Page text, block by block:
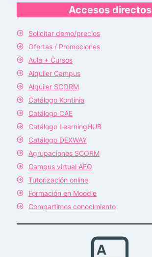
Accesos directos
Solicitar demo/precios
Ofertas / Promociones
Aula + Cursos
Alquiler Campus
Alquiler SCORM
Catálogo Kontinia
Catálogo CAE
Catálogo LearningHUB
Catálogo DEXWAY
Agrupaciones SCORM
Campus virtual AFO
Tutorización online
Formación en Moodle
Compartimos conocimiento